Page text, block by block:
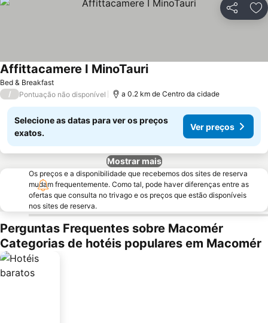
Partilhar
Bed & Breakfast
Affittacamere I MinoTauri
/ Pontuação não disponível a 0.2 km de Centro da cidade
Selecione as datas para ver os preços
exatos.
Ver preços
Mostrar mais
Os preços e a disponibilidade que recebemos dos sites de reserva
mudam frequentemente. Como tal, pode haver diferenças entre as
ofertas que consulta no trivago e os preços que estão disponíveis
nos sites de reserva.
Perguntas Frequentes sobre Macomér
Categorias de hotéis populares em Macomér